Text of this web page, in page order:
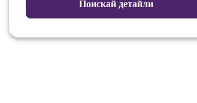
Поискай детайли